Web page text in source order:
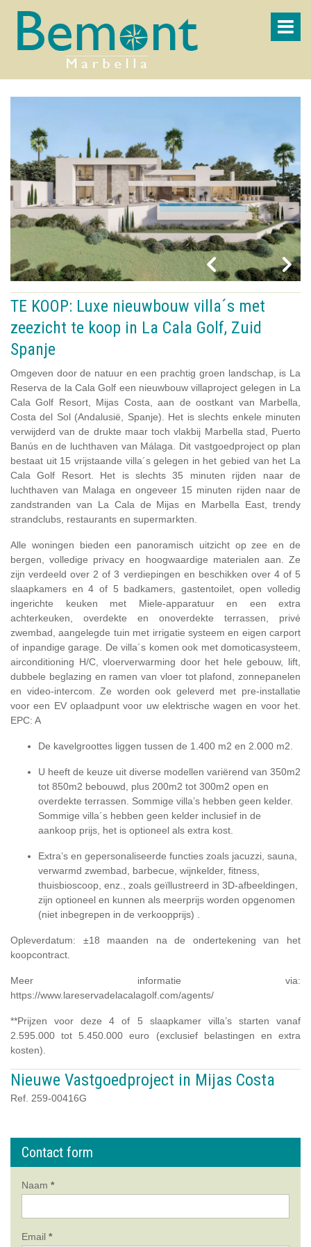
TE KOOP: Luxe nieuwbouw villa´s met
zeezicht te koop in La Cala Golf, Zuid
Spanje
Omgeven door de natuur en een prachtig groen landschap, is La
Reserva de la Cala Golf een nieuwbouw villaproject gelegen in La
Cala Golf Resort, Mijas Costa, aan de oostkant van Marbella,
Costa del Sol (Andalusië, Spanje). Het is slechts enkele minuten
verwijderd van de drukte maar toch vlakbij Marbella stad, Puerto
Banús en de luchthaven van Málaga. Dit vastgoedproject op plan
bestaat uit 15 vrijstaande villa´s gelegen in het gebied van het La
Cala Golf Resort. Het is slechts 35 minuten rijden naar de
luchthaven van Malaga en ongeveer 15 minuten rijden naar de
zandstranden van La Cala de Mijas en Marbella East, trendy
strandclubs, restaurants en supermarkten.
Alle woningen bieden een panoramisch uitzicht op zee en de
bergen, volledige privacy en hoogwaardige materialen aan. Ze
zijn verdeeld over 2 of 3 verdiepingen en beschikken over 4 of 5
slaapkamers en 4 of 5 badkamers, gastentoilet, open volledig
ingerichte keuken met Miele-apparatuur en een extra
achterkeuken, overdekte en onoverdekte terrassen, privé
zwembad, aangelegde tuin met irrigatie systeem en eigen carport
of inpandige garage. De villa´s komen ook met domoticasysteem,
airconditioning H/C, vloerverwarming door het hele gebouw, lift,
dubbele beglazing en ramen van vloer tot plafond, zonnepanelen
en video-intercom. Ze worden ook geleverd met pre-installatie
voor een EV oplaadpunt voor uw elektrische wagen en voor het.
EPC: A
De kavelgroottes liggen tussen de 1.400 m2 en 2.000 m2.
U heeft de keuze uit diverse modellen variërend van 350m2
tot 850m2 bebouwd, plus 200m2 tot 300m2 open en
overdekte terrassen. Sommige villa’s hebben geen kelder.
Sommige villa´s hebben geen kelder inclusief in de
aankoop prijs, het is optioneel als extra kost.
Extra’s en gepersonaliseerde functies zoals jacuzzi, sauna,
verwarmd zwembad, barbecue, wijnkelder, fitness,
thuisbioscoop, enz., zoals geïllustreerd in 3D-afbeeldingen,
zijn optioneel en kunnen als meerprijs worden opgenomen
(niet inbegrepen in de verkoopprijs) .
Opleverdatum: ±18 maanden na de ondertekening van het
koopcontract.
Meer informatie via:
https://www.lareservadelacalagolf.com/agents/
**Prijzen voor deze 4 of 5 slaapkamer villa’s starten vanaf
2.595.000 tot 5.450.000 euro (exclusief belastingen en extra
kosten).
Nieuwe Vastgoedproject in Mijas Costa
Ref. 259-00416G
Contact form
Naam *
Email *